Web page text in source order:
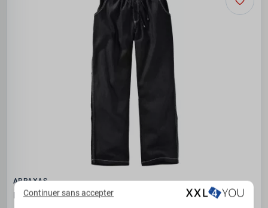
ABRAXAS
Pantalon jogging noir délavé en jeans
Continuer sans accepter